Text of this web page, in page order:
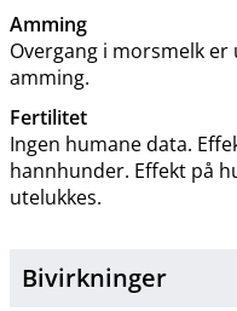
Amming
Overgang i morsmelk
amming.
Fertilitet
Ingen humane data.
hannhunder. Effekt på
utelukkes.
Bivirkninger